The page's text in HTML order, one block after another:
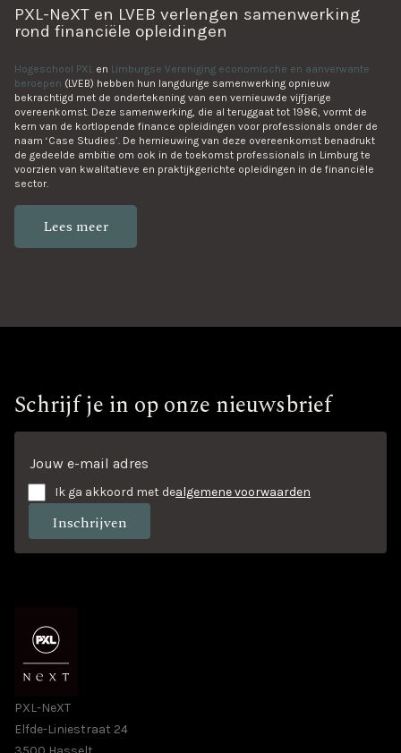
PXL-NeXT en LVEB verlengen samenwerking
rond financiële opleidingen
Hogeschool PXL en Limburgse Vereniging economische en aanverwante
beroepen (LVEB) hebben hun langdurige samenwerking opnieuw
bekrachtigd met de ondertekening van een vernieuwde vijfjarige
overeenkomst. Deze samenwerking, die al teruggaat tot 1986, vormt de
kern van de kortlopende finance opleidingen voor professionals onder de
naam ‘Case Studies’. De hernieuwing van deze overeenkomst benadrukt
de gedeelde ambitie om ook in de toekomst professionals in Limburg te
voorzien van kwalitatieve en praktijkgerichte opleidingen in de financiële
sector.
Lees meer
Schrijf je in op onze nieuwsbrief
Ik ga akkoord met dealgemene voorwaarden
PXL-NeXT
Elfde-Liniestraat 24